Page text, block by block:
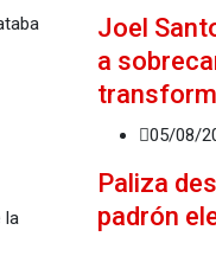
la
Joel
a
05/08/
Paliza
padrón